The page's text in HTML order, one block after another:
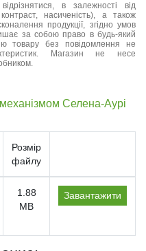
в залежності від
насиченість), а також
продукції, згідно умов
за собою право в будь-який
товару без повідомлення не
Магазин не несе
Селена-Аурі
Розмір
файлу
1.88
MB
Завантажити